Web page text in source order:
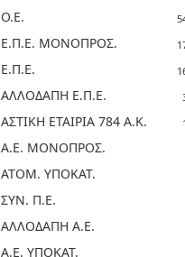
Ο.Ε.
Ε.Π.Ε. ΜΟΝΟΠΡΟΣ.
Ε.Π.Ε.
ΑΛΛΟΔΑΠΗ Ε.Π.Ε.
ΑΣΤΙΚΗ ΕΤΑΙΡΙΑ 784 Α.Κ.
Α.Ε. ΜΟΝΟΠΡΟΣ.
ΑΤΟΜ. ΥΠΟΚΑΤ.
ΣΥΝ. Π.Ε.
ΑΛΛΟΔΑΠΗ Α.Ε.
Α.Ε. ΥΠΟΚΑΤ.